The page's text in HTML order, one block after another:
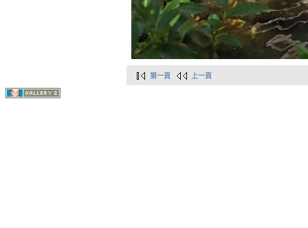
第一頁 上一頁